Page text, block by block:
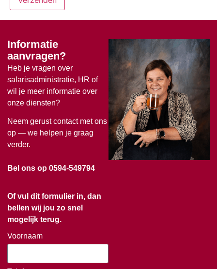
Informatie
aanvragen?
Heb je vragen over
salarisadministratie, HR of
wil je meer informatie over
onze diensten?
Neem gerust contact met ons
op — we helpen je graag
verder.
Bel ons op 0594-549794
Of vul dit formulier in, dan
bellen wij jou zo snel
mogelijk terug.
Voornaam